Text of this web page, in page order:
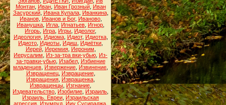
Монтан, Иван, Иван Грозный, Иван
Засурский, Ивана Купала, Иванкина,
Иванов, Иванов и Бог, Иваново,
Иванушка Игла Игнатьев Игнор
Игорь Игра Игры Идеолог,
Идеология, Идиома, Идиот, Идиотка,
Идиото Идиоты Идиш Идиётки
Иерей, Иеремия, Иероним
Иерусалим
Из-за-тра вки-убью Из-
за-травки-убью, Изабел, Избиение
младенцев Извержение Извинение
Извращенец, Извращение,
Извращения Извращенка
Извращенцы Изгнание
Издевательство Изобилие Израиль
Израиль. Евреи Израильская
агрессия Изумруд Ииу Сусираджа